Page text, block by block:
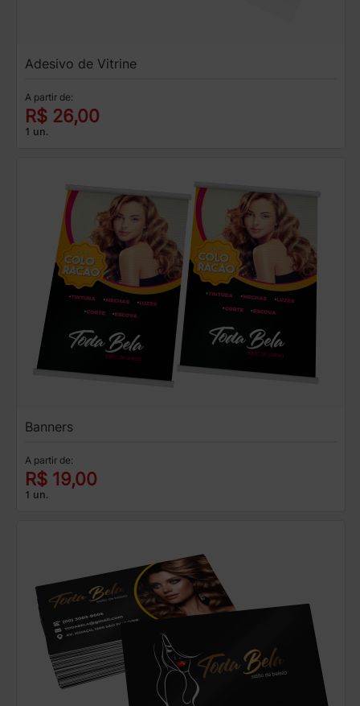
Adesivo de Vitrine
A partir de:
R$ 26,00
1 un.
Banners
A partir de:
R$ 19,00
1 un.